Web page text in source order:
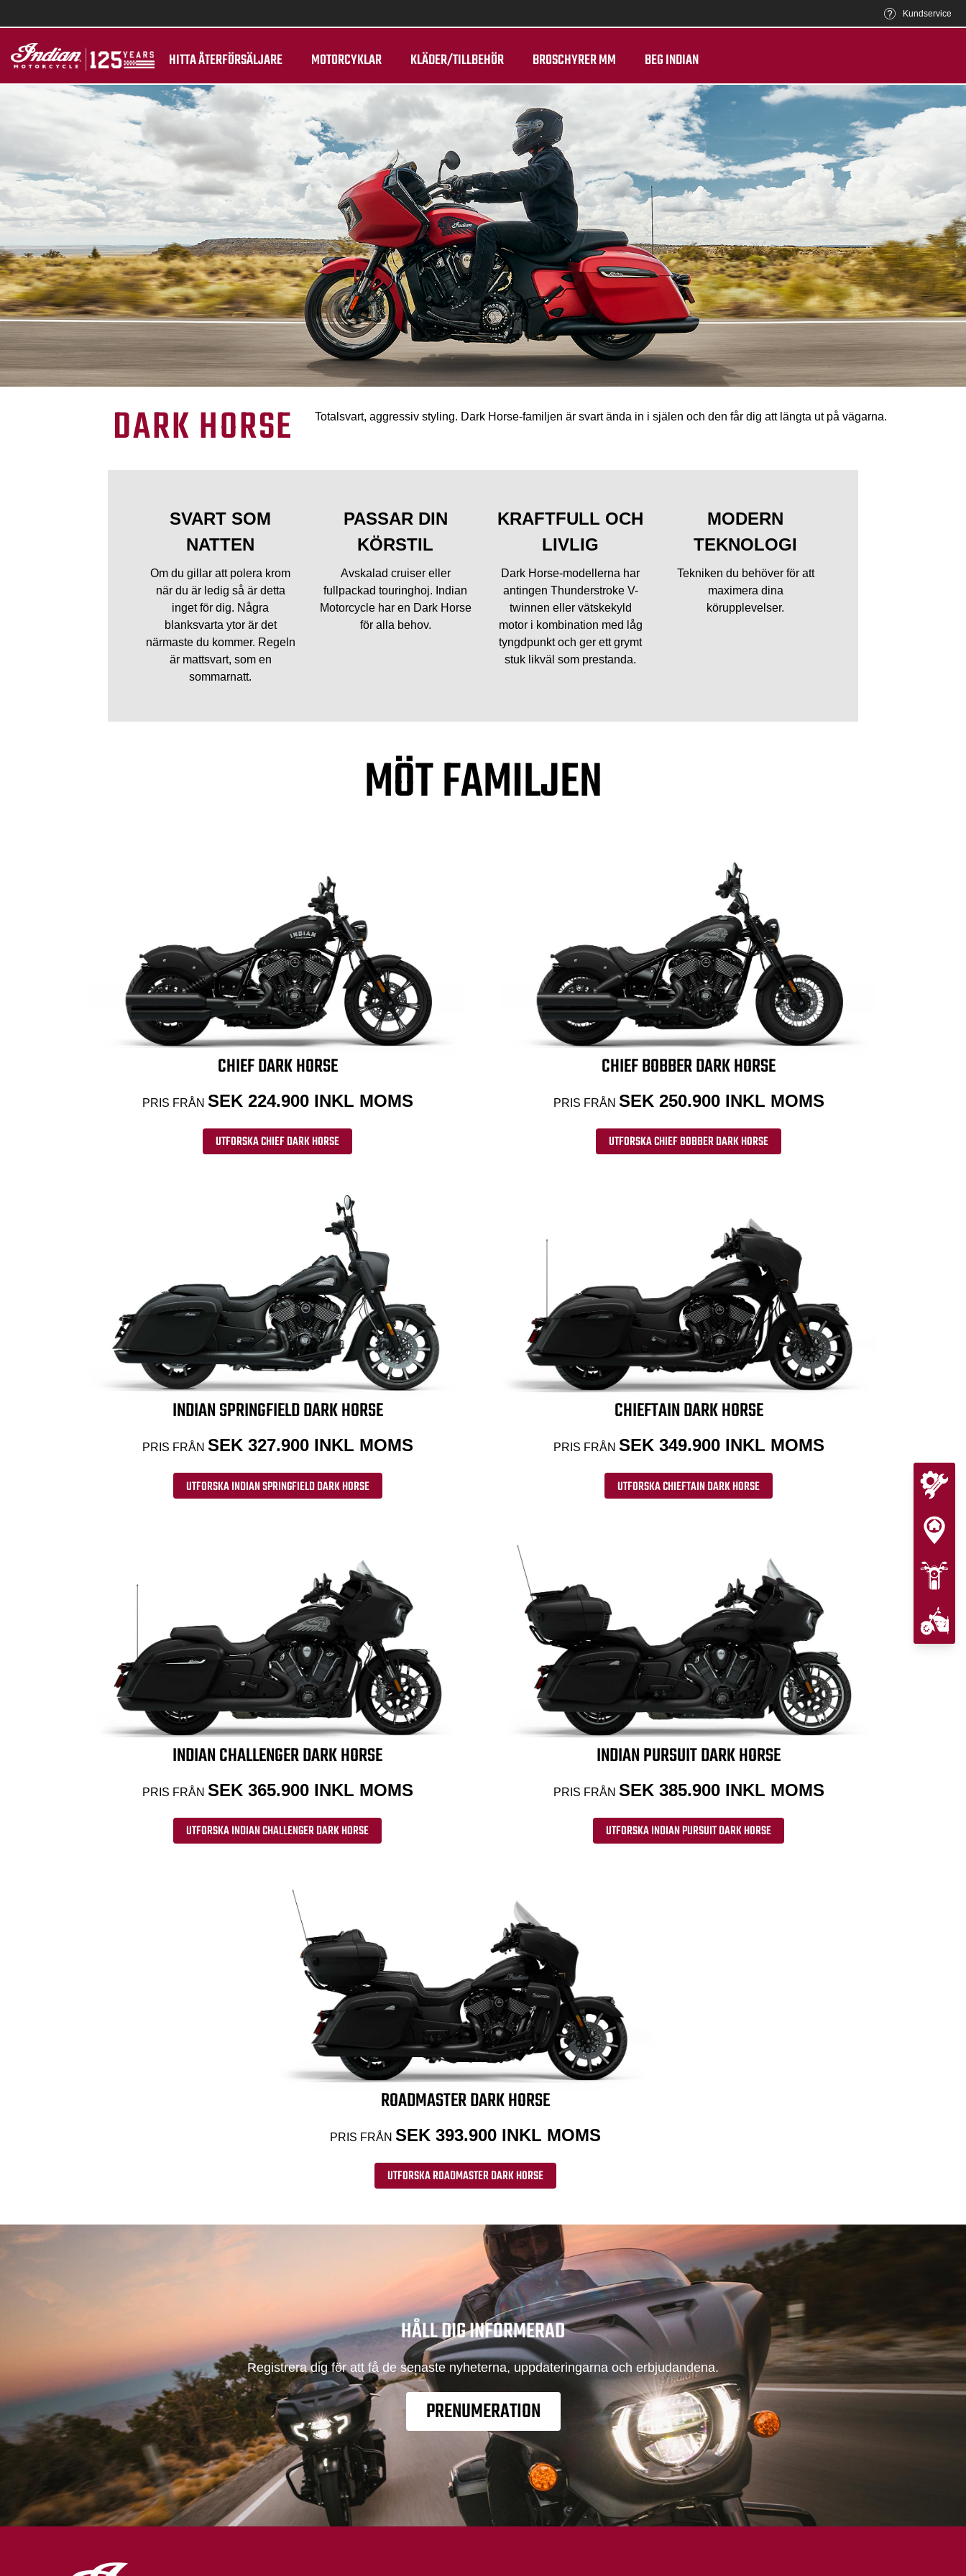
Kundservice
HITTA ÅTERFÖRSÄLJARE MOTORCYKLAR KLÄDER/TILLBEHÖR BROSCHYRER MM BEG INDIAN
DARK HORSE Totalsvart, aggressiv styling. Dark Horse-familjen är svart ända in i själen och den får dig att längta ut på vägarna.
SVART SOM
NATTEN
Om du gillar att polera krom
när du är ledig så är detta
inget för dig. Några
blanksvarta ytor är det
närmaste du kommer. Regeln
är mattsvart, som en
sommarnatt.
PASSAR DIN
KÖRSTIL
Avskalad cruiser eller
fullpackad touringhoj. Indian
Motorcycle har en Dark Horse
för alla behov.
KRAFTFULL OCH
LIVLIG
Dark Horse-modellerna har
antingen Thunderstroke V-
twinnen eller vätskekyld
motor i kombination med låg
tyngdpunkt och ger ett grymt
stuk likväl som prestanda.
MODERN
TEKNOLOGI
Tekniken du behöver för att
maximera dina
körupplevelser.
MÖT FAMILJEN
CHIEF DARK HORSE
PRIS FRÅN SEK 224.900 INKL MOMS
UTFORSKA CHIEF DARK HORSE
CHIEF BOBBER DARK HORSE
PRIS FRÅN SEK 250.900 INKL MOMS
UTFORSKA CHIEF BOBBER DARK HORSE
INDIAN SPRINGFIELD DARK HORSE
PRIS FRÅN SEK 327.900 INKL MOMS
UTFORSKA INDIAN SPRINGFIELD DARK HORSE
CHIEFTAIN DARK HORSE
PRIS FRÅN SEK 349.900 INKL MOMS
UTFORSKA CHIEFTAIN DARK HORSE
INDIAN CHALLENGER DARK HORSE
PRIS FRÅN SEK 365.900 INKL MOMS
UTFORSKA INDIAN CHALLENGER DARK HORSE
INDIAN PURSUIT DARK HORSE
PRIS FRÅN SEK 385.900 INKL MOMS
UTFORSKA INDIAN PURSUIT DARK HORSE
ROADMASTER DARK HORSE
PRIS FRÅN SEK 393.900 INKL MOMS
UTFORSKA ROADMASTER DARK HORSE
HÅLL DIG INFORMERAD
Registrera dig för att få de senaste nyheterna, uppdateringarna och erbjudandena.
PRENUMERATION